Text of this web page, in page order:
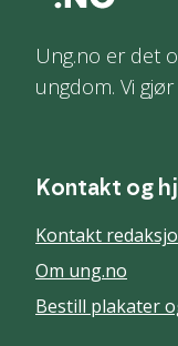
Ung.no er det
ungdom. Vi
Kontakt og
Kontakt
Om ung.no
Bestill plakater